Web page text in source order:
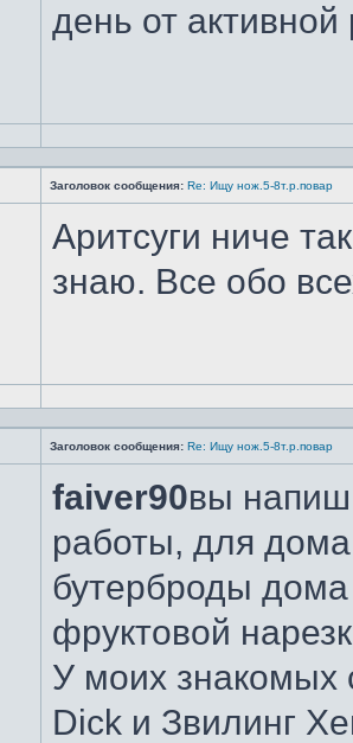
день от
Заголовок сообщения: Re: Ищу нож.5-8т.р.повар
Аритсуги ниче
знаю. Все обо
Заголовок сообщения: Re: Ищу нож.5-8т.р.повар
faiver90вы
работы, для
бутерброды дома
фруктовой
У моих знакомых
Dick и Звилинг